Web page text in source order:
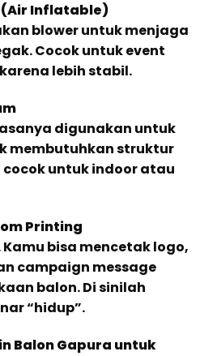
(Air Inflatable)
blower untuk menjaga
Cocok untuk event
lebih stabil.
digunakan untuk
membutuhkan struktur
cocok untuk indoor atau
Printing
bisa mencetak logo,
campaign message
balon. Di sinilah
“hidup”.
Balon Gapura untuk